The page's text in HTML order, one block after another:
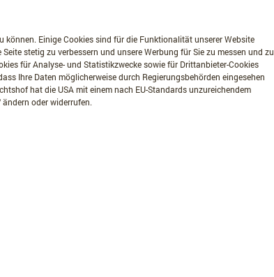
können. Einige Cookies sind für die Funktionalität unserer Website
stetig zu verbessern und unsere Werbung für Sie zu messen und zu
für Analyse- und Statistikzwecke sowie für Drittanbieter-Cookies
Ihre Daten möglicherweise durch Regierungsbehörden eingesehen
hat die USA mit einem nach EU-Standards unzureichendem
oder widerrufen.